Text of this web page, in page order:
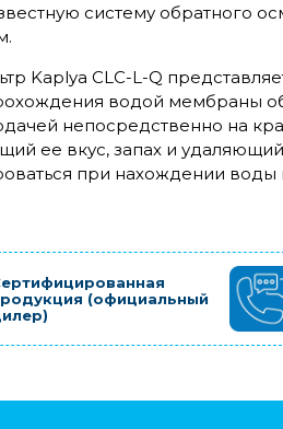
систему обратного
Kaplya CLC-L-Q
водой мембраны
непосредственно на
ее вкус, запах и
при нахождении воды
(официальный